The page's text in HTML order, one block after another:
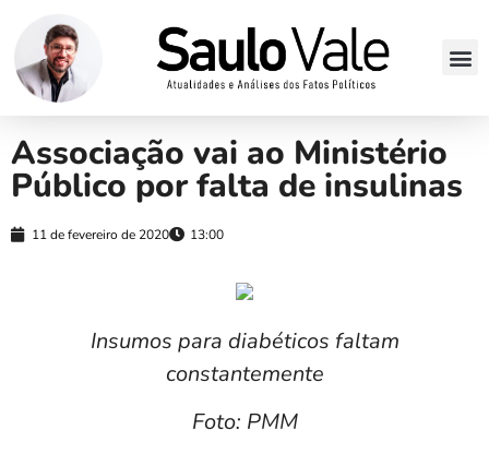
Associação vai ao Ministério
Público por falta de insulinas
11 de fevereiro de 2020 13:00
Insumos para diabéticos faltam
constantemente
Foto: PMM